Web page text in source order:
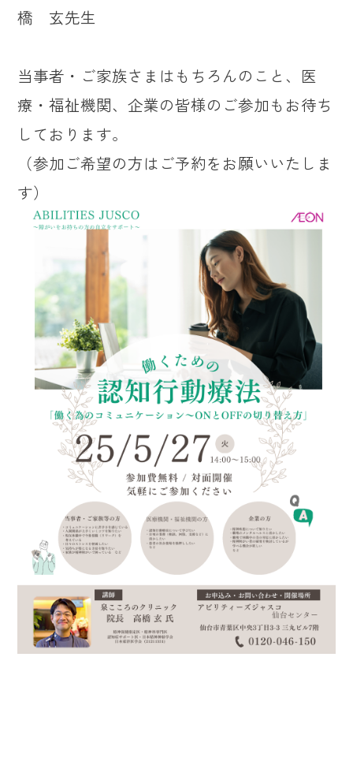
橋 玄先生
当事者・ご家族さまはもちろんのこと、医
療・福祉機関、企業の皆様のご参加もお待ち
しております。
（参加ご希望の方はご予約をお願いいたしま
す）